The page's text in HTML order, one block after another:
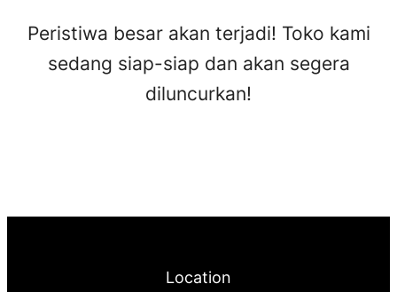
Peristiwa besar akan terjadi! Toko kami
sedang siap-siap dan akan segera
diluncurkan!
Location